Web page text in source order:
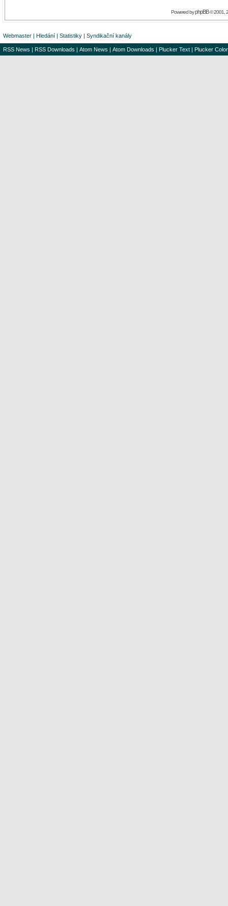
Powered byphpBB© 2001,
Webmaster | Hledání | Statistiky | Syndikační kanály
RSS News | RSS Downloads | Atom News | Atom Downloads | Plucker Text | Plucker Color